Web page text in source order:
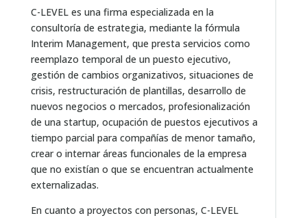
C-LEVEL es una firma especializada en la
consultoría de estrategia, mediante la fórmula
Interim Management, que presta servicios como
reemplazo temporal de un puesto ejecutivo,
gestión de cambios organizativos, situaciones de
crisis, restructuración de plantillas, desarrollo de
nuevos negocios o mercados, profesionalización
de una startup, ocupación de puestos ejecutivos a
tiempo parcial para compañías de menor tamaño,
crear o internar áreas funcionales de la empresa
que no existían o que se encuentran actualmente
externalizadas.
En cuanto a proyectos con personas, C-LEVEL